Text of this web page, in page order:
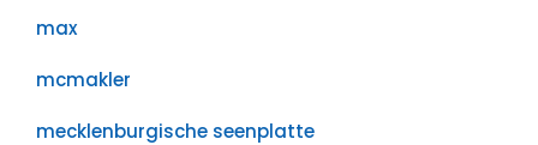
max
mcmakler
mecklenburgische seenplatte